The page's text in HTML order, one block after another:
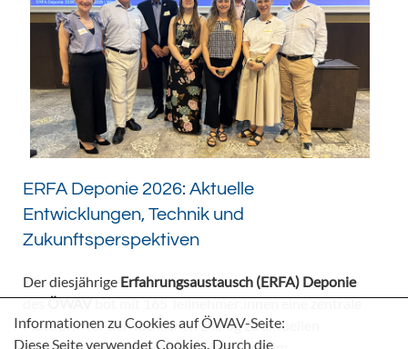
ERFA Deponie 2026: Aktuelle
Entwicklungen, Technik und
Zukunftsperspektiven
Der diesjährige Erfahrungsaustausch (ERFA) Deponie
desÖWAVbot mit 165 Teilnehmer:innen eine zentrale
Plattform für den fachlichen Dialog zu aktuellen
Informationen zu Cookies auf ÖWAV-Seite:
Diese Seite verwendet Cookies. Durch die